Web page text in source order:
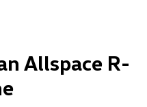
Allspace R-